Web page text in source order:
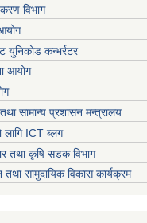
विभाग
युनिकोड कन्भर्रटर
आयोग
सामान्य प्रशासन मन्त्रालय
लागि ICT ब्लग
तथा कृषि सडक विभाग
तथा सामुदायिक विकास कार्यक्रम